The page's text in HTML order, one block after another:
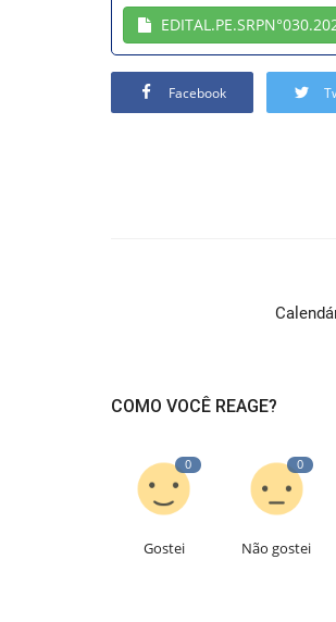
Facebook
COMO VOCÊ REAGE?
0
Gostei
0
Não gostei